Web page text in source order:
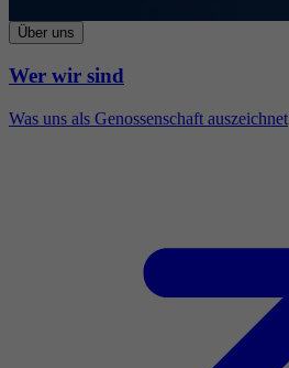
Über uns
Wer wir sind
Was uns als Genossenschaft auszeichnet